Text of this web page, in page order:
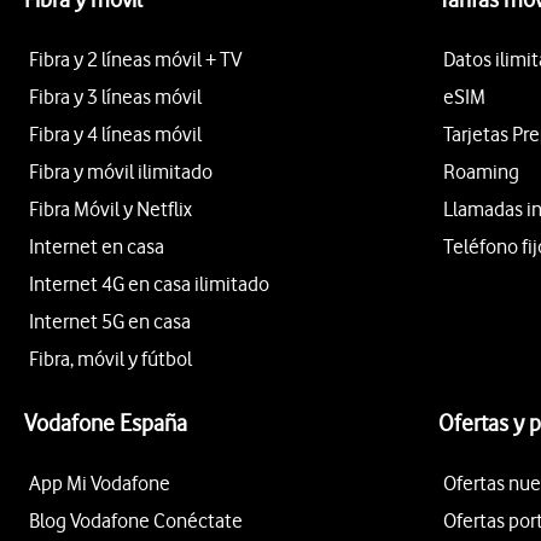
Fibra y 2 líneas móvil + TV
Fibra y 3 líneas móvil
Fibra y 4 líneas móvil
Fibra y móvil ilimitado
Fibra Móvil y Netflix
Internet en casa
Internet 4G en casa ilimitado
Internet 5G en casa
Fibra, móvil y fútbol
Datos
eSIM
Tarjetas
Roaming
Llamadas
Teléfono
Vodafone España
App Mi Vodafone
Blog Vodafone Conéctate
Ofertas y
Ofertas
Ofertas